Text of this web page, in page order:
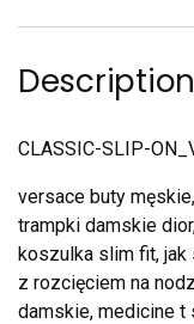
Description
CLASSIC-SLIP-
versace buty
trampki damskie
koszulka slim fit,
z rozcięciem na
damskie, medicine t